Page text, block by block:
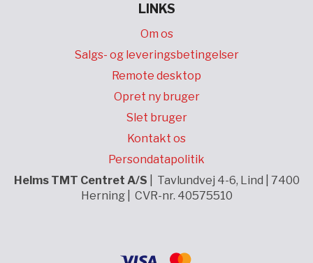
LINKS
Om os
Salgs- og leveringsbetingelser
Remote desktop
Opret ny bruger
Slet bruger
Kontakt os
Persondatapolitik
Helms TMT Centret A/S | Tavlundvej 4-6, Lind | 7400
Herning | CVR-nr. 40575510